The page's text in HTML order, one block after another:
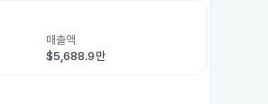
매출액
$5,688.9만